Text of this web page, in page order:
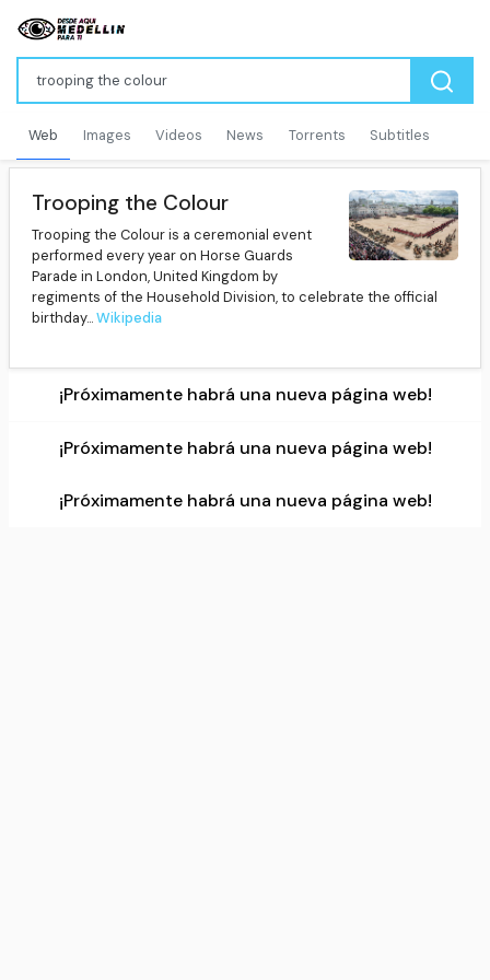
Web Images Videos News Torrents Subtitles
Trooping the Colour
Trooping the Colour is a ceremonial event
performed every year on Horse Guards
Parade in London, United Kingdom by
regiments of the Household Division, to celebrate the official
birthday...Wikipedia
¡Próximamente habrá una nueva página web!
¡Próximamente habrá una nueva página web!
¡Próximamente habrá una nueva página web!